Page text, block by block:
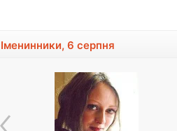
Іменинники, 6 серпня